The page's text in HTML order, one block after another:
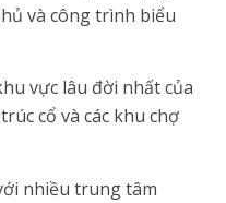
và công trình biểu
vực lâu đời nhất của
cổ và các khu chợ
nhiều trung tâm